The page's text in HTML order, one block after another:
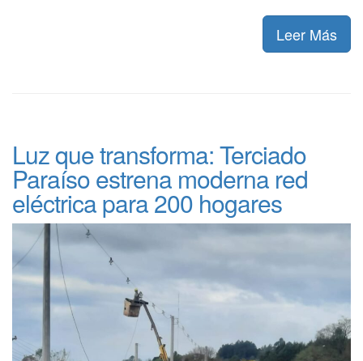
Leer Más
Luz que transforma: Terciado
Paraíso estrena moderna red
eléctrica para 200 hogares